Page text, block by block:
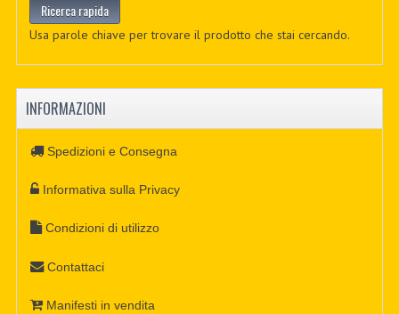
Usa parole chiave per trovare il prodotto che stai cercando.
INFORMAZIONI
Spedizioni e Consegna
Informativa sulla Privacy
Condizioni di utilizzo
Contattaci
Manifesti in vendita